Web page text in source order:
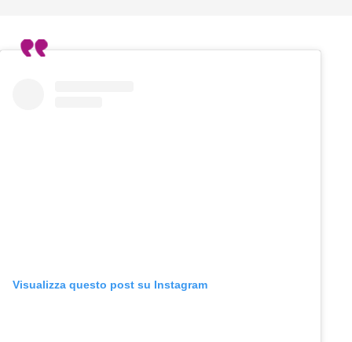
Visualizza questo post su Instagram